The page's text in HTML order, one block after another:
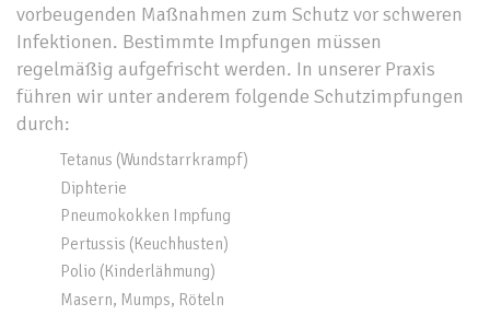
vorbeugenden Maßnahmen zum Schutz vor schweren
Infektionen. Bestimmte Impfungen müssen
regelmäßig aufgefrischt werden. In unserer Praxis
führen wir unter anderem folgende Schutzimpfungen
durch:
Tetanus (Wundstarrkrampf)
Diphterie
Pneumokokken Impfung
Pertussis (Keuchhusten)
Polio (Kinderlähmung)
Masern, Mumps, Röteln